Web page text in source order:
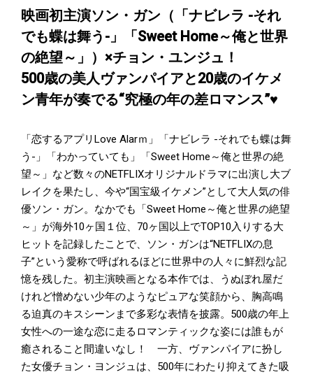
映画初主演ソン・ガン（「ナビレラ -それ
でも蝶は舞う-」「Sweet Home～俺と世界
の絶望～」）×チョン・ユンジュ！
500歳の美人ヴァンパイアと20歳のイケメ
ン青年が奏でる“究極の年の差ロマンス”♥
「恋するアプリLove Alarｍ」「ナビレラ -それでも蝶は舞
う-」「わかっていても」「Sweet Home～俺と世界の絶
望～」など数々のNETFLIXオリジナルドラマに出演し大ブ
レイクを果たし、今や“国宝級イケメン”として大人気の俳
優ソン・ガン。なかでも「Sweet Home～俺と世界の絶望
～」が海外10ヶ国１位、70ヶ国以上でTOP10入りする大
ヒットを記録したことで、ソン・ガンは“NETFLIXの息
子”という愛称で呼ばれるほどに世界中の人々に鮮烈な記
憶を残した。初主演映画となる本作では、うぬぼれ屋だ
けれど憎めない少年のようなピュアな笑顔から、胸高鳴
る迫真のキスシーンまで多彩な表情を披露。500歳の年上
女性への一途な恋に走るロマンティックな姿には誰もが
癒されること間違いなし！ 一方、ヴァンパイアに扮し
た女優チョン・ヨンジュは、500年にわたり抑えてきた吸